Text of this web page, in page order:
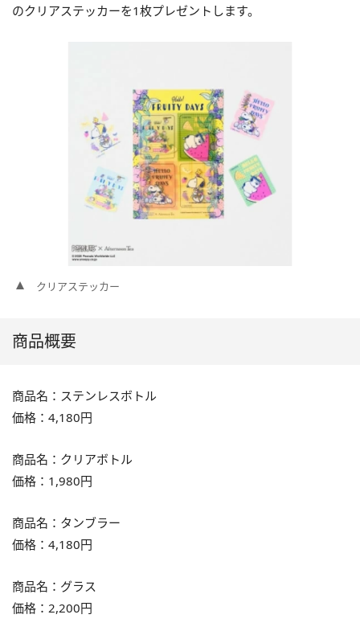
のクリアステッカーを1枚プレゼントします。
クリアステッカー
商品概要
商品名：ステンレスボトル
価格：4,180円
商品名：クリアボトル
価格：1,980円
商品名：タンブラー
価格：4,180円
商品名：グラス
価格：2,200円